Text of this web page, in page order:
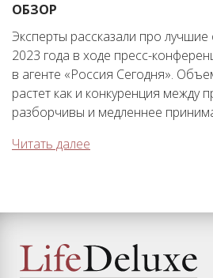
ОБЗОР
Эксперты рассказали про
2023 года в ходе пресс-
в агенте «Россия Сегодня».
растет как и конкуренция между
разборчивы и медленнее
Читать далее